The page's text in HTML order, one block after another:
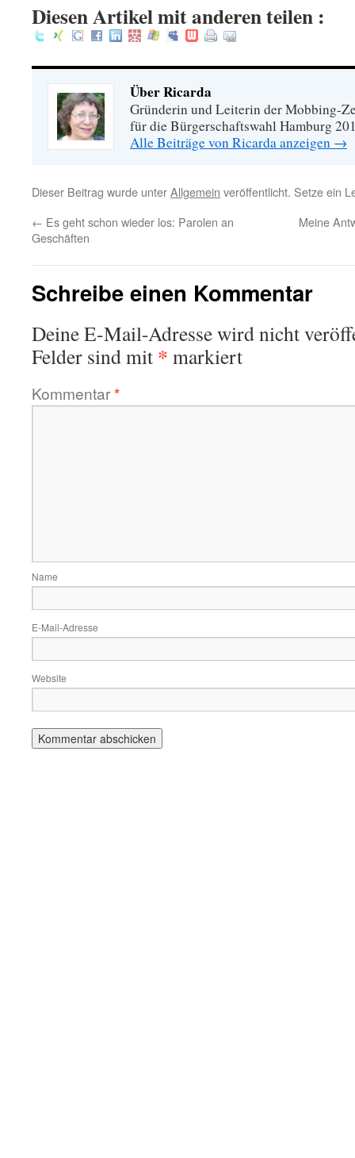
Diesen Artikel mit anderen teilen :
Über Ricarda
Gründerin und Leiterin der Mobbing-
für die Bürgerschaftswahl Hamburg
Alle Beiträge von Ricarda anzeigen →
Dieser Beitrag wurde unterAllgemein veröffentlicht. Setze ein
← Es geht schon wieder los: Parolen an
Geschäften
Meine
Schreibe einen Kommentar
Deine E-Mail-Adresse wird nicht
Felder sind mit * markiert
Kommentar*
Name
E-Mail-Adresse
Website